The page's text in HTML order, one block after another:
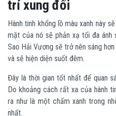
trí xung đối
Hành tinh khổng lồ màu xanh này
mặt của nó sẽ phản xạ tối đa ánh
Sao Hải Vương sẽ trở nên sáng
và sẽ hiện diện suốt đêm.
Đây là thời gian tốt nhất để quan
Do khoảng cách rất xa của hành
ra như là một chấm xanh trong
nhất.